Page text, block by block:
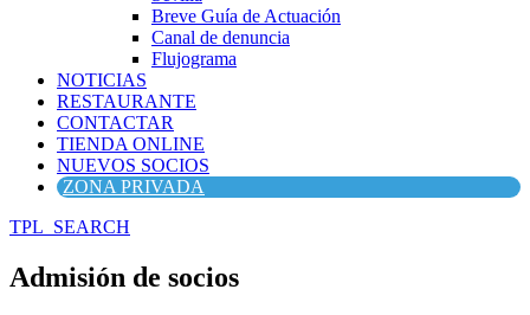
Breve Guía de Actuación
Canal de denuncia
Flujograma
NOTICIAS
RESTAURANTE
CONTACTAR
TIENDA ONLINE
NUEVOS SOCIOS
ZONA PRIVADA
TPL_SEARCH
Admisión de socios